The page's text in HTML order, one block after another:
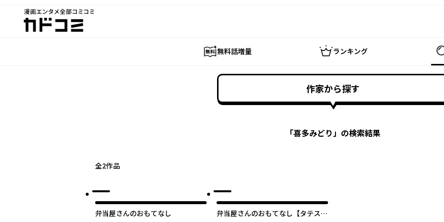
漫画エンタメ全部コミコミ
カドコミ
無料話増量 ランキング
作家から探す
「喜多みどり」の検索結果
全2作品
弁当屋さんのおもてなし
弁当屋さんのおもてなし【タテス